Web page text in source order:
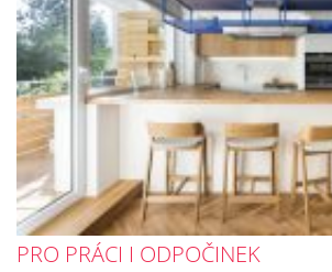
PRO PRÁCI I ODPOČINEK